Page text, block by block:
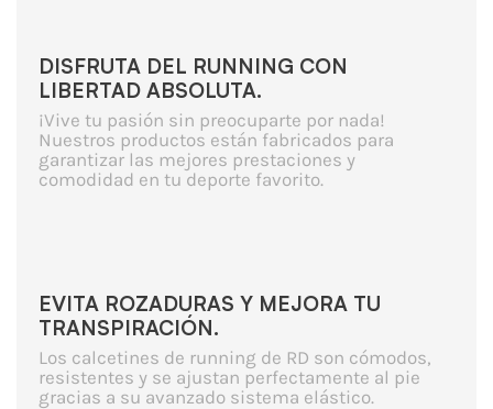
DISFRUTA DEL RUNNING CON
LIBERTAD ABSOLUTA.
¡Vive tu pasión sin preocuparte por nada!
Nuestros productos están fabricados para
garantizar las mejores prestaciones y
comodidad en tu deporte favorito.
EVITA ROZADURAS Y MEJORA TU
TRANSPIRACIÓN.
Los calcetines de running de RD son cómodos,
resistentes y se ajustan perfectamente al pie
gracias a su avanzado sistema elástico.